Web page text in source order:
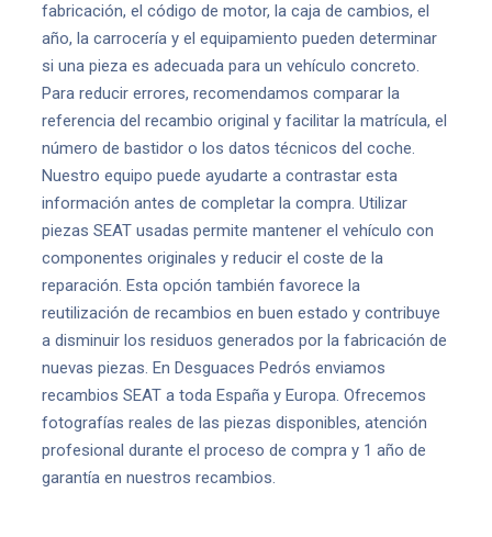
fabricación, el código de motor, la caja de cambios, el
año, la carrocería y el equipamiento pueden determinar
si una pieza es adecuada para un vehículo concreto.
Para reducir errores, recomendamos comparar la
referencia del recambio original y facilitar la matrícula, el
número de bastidor o los datos técnicos del coche.
Nuestro equipo puede ayudarte a contrastar esta
información antes de completar la compra. Utilizar
piezas SEAT usadas permite mantener el vehículo con
componentes originales y reducir el coste de la
reparación. Esta opción también favorece la
reutilización de recambios en buen estado y contribuye
a disminuir los residuos generados por la fabricación de
nuevas piezas. En Desguaces Pedrós enviamos
recambios SEAT a toda España y Europa. Ofrecemos
fotografías reales de las piezas disponibles, atención
profesional durante el proceso de compra y 1 año de
garantía en nuestros recambios.